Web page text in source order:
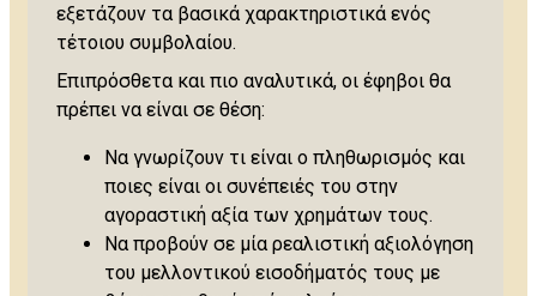
εξετάζουν τα βασικά χαρακτηριστικά ενός
τέτοιου συμβολαίου.
Επιπρόσθετα και πιο αναλυτικά, οι έφηβοι θα
πρέπει να είναι σε θέση:
Να γνωρίζουν τι είναι ο πληθωρισμός και
ποιες είναι οι συνέπειές του στην
αγοραστική αξία των χρημάτων τους.
Να προβούν σε μία ρεαλιστική αξιολόγηση
του μελλοντικού εισοδήματός τους με